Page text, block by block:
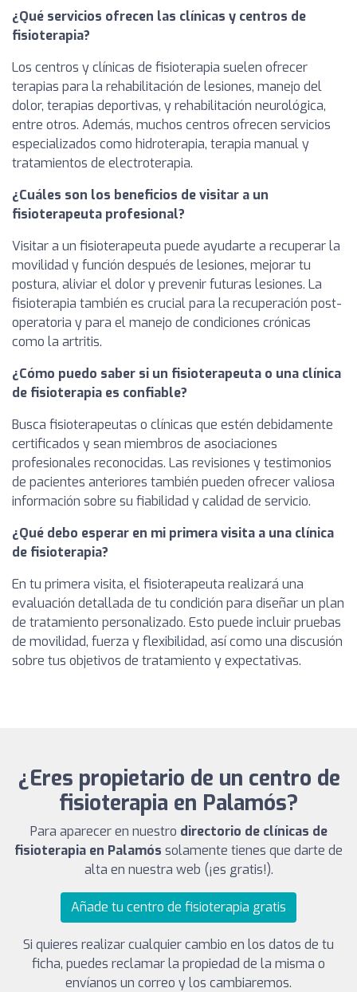
¿Qué servicios ofrecen las clínicas y centros de
fisioterapia?
Los centros y clínicas de fisioterapia suelen ofrecer
terapias para la rehabilitación de lesiones, manejo del
dolor, terapias deportivas, y rehabilitación neurológica,
entre otros. Además, muchos centros ofrecen servicios
especializados como hidroterapia, terapia manual y
tratamientos de electroterapia.
¿Cuáles son los beneficios de visitar a un
fisioterapeuta profesional?
Visitar a un fisioterapeuta puede ayudarte a recuperar la
movilidad y función después de lesiones, mejorar tu
postura, aliviar el dolor y prevenir futuras lesiones. La
fisioterapia también es crucial para la recuperación post-
operatoria y para el manejo de condiciones crónicas
como la artritis.
¿Cómo puedo saber si un fisioterapeuta o una clínica
de fisioterapia es confiable?
Busca fisioterapeutas o clínicas que estén debidamente
certificados y sean miembros de asociaciones
profesionales reconocidas. Las revisiones y testimonios
de pacientes anteriores también pueden ofrecer valiosa
información sobre su fiabilidad y calidad de servicio.
¿Qué debo esperar en mi primera visita a una clínica
de fisioterapia?
En tu primera visita, el fisioterapeuta realizará una
evaluación detallada de tu condición para diseñar un plan
de tratamiento personalizado. Esto puede incluir pruebas
de movilidad, fuerza y flexibilidad, así como una discusión
sobre tus objetivos de tratamiento y expectativas.
¿Eres propietario de un centro de
fisioterapia en Palamós?
Para aparecer en nuestro directorio de clínicas de
fisioterapia en Palamós solamente tienes que darte de
alta en nuestra web (¡es gratis!).
Añade tu centro de fisioterapia gratis
Si quieres realizar cualquier cambio en los datos de tu
ficha, puedes reclamar la propiedad de la misma o
envíanos un correo y los cambiaremos.